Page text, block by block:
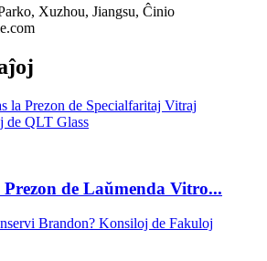
Xuzhou, Jiangsu, Ĉinio
de Laŭmenda Vitro...